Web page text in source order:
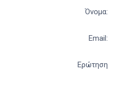
Όνομα:
Email:
Ερώτηση